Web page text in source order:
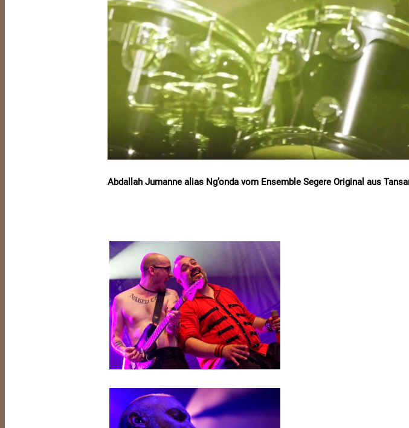
Abdallah Jumanne alias Ng’onda vom Ensemble Segere Original aus